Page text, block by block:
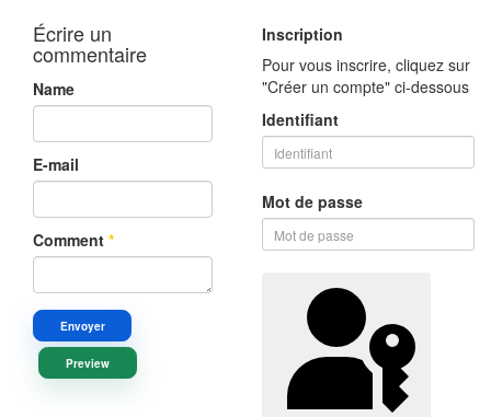
Écrire un
commentaire
Name
E-mail
Comment *
Envoyer
Preview
Inscription
Pour vous inscrire, cliquez sur
"Créer un compte" ci-dessous
Identifiant
Mot de passe